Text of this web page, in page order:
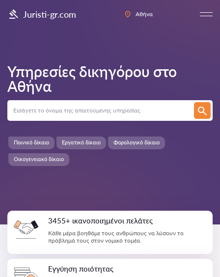
Juristi-gr.com Αθήνα
Υπηρεσίες δικηγόρου στο
Αθήνα
Οικογενειακό δίκαιο
Ποινικό δίκαιο Εργατικό δίκαιο Φορολογικό δίκαιο
3455+ ικανοποιημένοι πελάτες
Κάθε μέρα βοηθάμε τους ανθρώπους να λύσουν το
πρόβλημά τους στον νομικό τομέα.
Εγγύηση ποιότητας